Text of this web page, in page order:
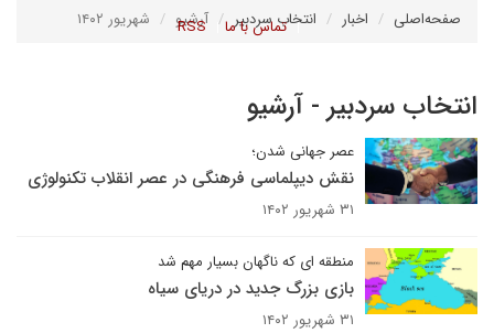
تماس با ما RSS صفحه‌اصلی اخبار انتخاب سردبیر آرشیو شهریور ۱۴۰۲
انتخاب سردبیر - آرشیو
عصر جهانی شدن؛
نقش دیپلماسی فرهنگی در عصر انقلاب تکنولوژی
۳۱ شهریور ۱۴۰۲
منطقه ای که ناگهان بسیار مهم شد
بازی بزرگ جدید در دریای سیاه
۳۱ شهریور ۱۴۰۲